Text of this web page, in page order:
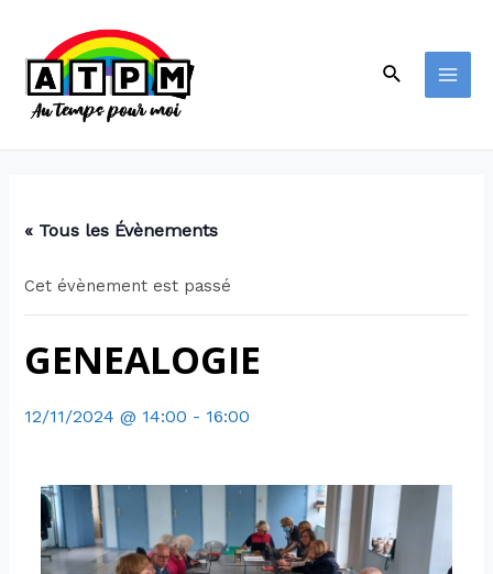
« Tous les Évènements
Cet évènement est passé
GENEALOGIE
12/11/2024 @ 14:00 - 16:00